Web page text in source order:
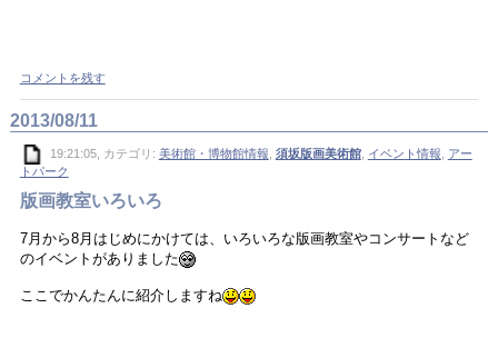
コメントを残す
2013/08/11
19:21:05, カテゴリ: 美術館・博物館情報 須坂版画美術館, イベント情報
アー
トパーク
版画教室いろいろ
7月から8月はじめにかけては、いろいろな版画教室やコンサートなど
のイベントがありました
ここでかんたんに紹介しますね